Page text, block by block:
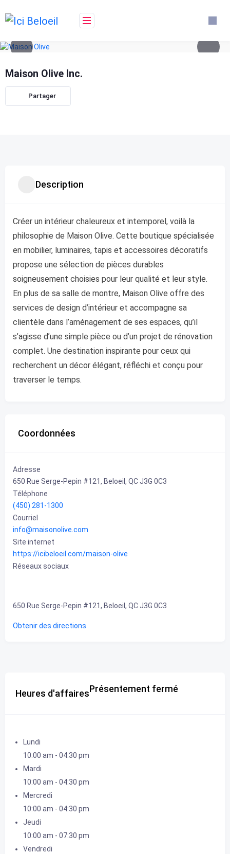
to
content
Maison Olive Inc.
Partager
Description
Créer un intérieur chaleureux et intemporel, voilà la
philosophie de Maison Olive. Cette boutique spécialisée
en mobilier, luminaires, tapis et accessoires décoratifs
propose une sélection de pièces durables
soigneusement choisies pour leur qualité et leur style.
En plus de sa salle de montre, Maison Olive offre des
services de design d’intérieur et accompagne sa
clientèle dans l’aménagement de ses espaces, qu’il
s’agisse d’une simple pièce ou d’un projet de rénovation
complet. Une destination inspirante pour ceux qui
recherchent un décor élégant, réfléchi et conçu pour
traverser le temps.
Coordonnées
Adresse
650 Rue Serge-Pepin #121, Beloeil, QC J3G 0C3
Téléphone
(450) 281-1300
Courriel
info@maisonolive.com
Site internet
https://icibeloeil.com/maison-olive
Réseaux sociaux
650 Rue Serge-Pepin #121, Beloeil, QC J3G 0C3
Obtenir des directions
Heures d'affairesPrésentement fermé
Lundi
10:00 am - 04:30 pm
Mardi
10:00 am - 04:30 pm
Mercredi
10:00 am - 04:30 pm
Jeudi
10:00 am - 07:30 pm
Vendredi